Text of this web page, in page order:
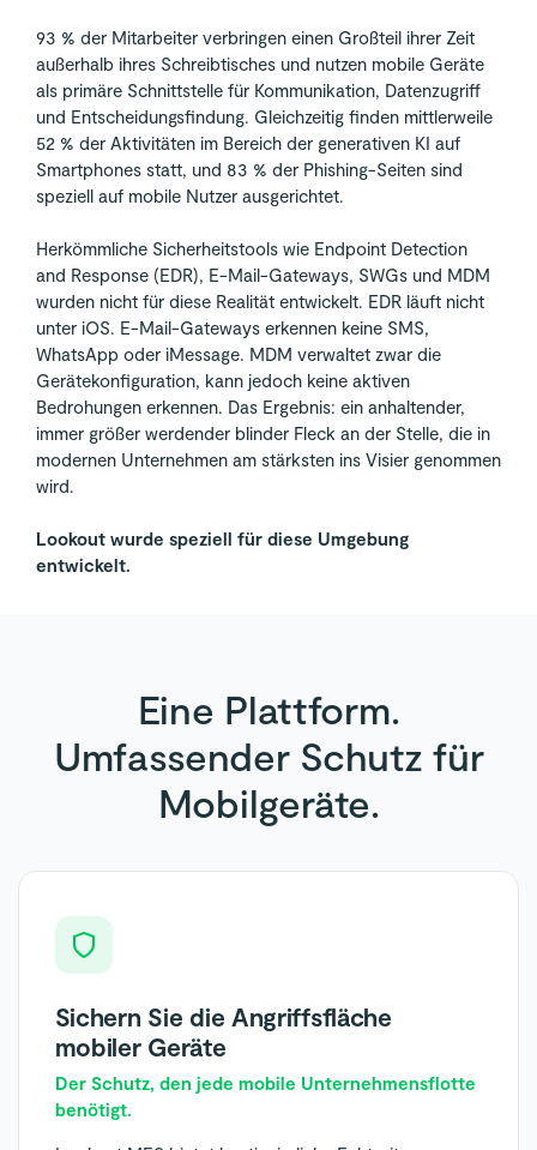
93 % der Mitarbeiter verbringen einen Großteil ihrer Zeit
außerhalb ihres Schreibtisches und nutzen mobile Geräte
als primäre Schnittstelle für Kommunikation, Datenzugriff
und Entscheidungsfindung. Gleichzeitig finden mittlerweile
52 % der Aktivitäten im Bereich der generativen KI auf
Smartphones statt, und 83 % der Phishing-Seiten sind
speziell auf mobile Nutzer ausgerichtet.
Herkömmliche Sicherheitstools wie Endpoint Detection
and Response (EDR), E-Mail-Gateways, SWGs und MDM
wurden nicht für diese Realität entwickelt. EDR läuft nicht
unter iOS. E-Mail-Gateways erkennen keine SMS,
WhatsApp oder iMessage. MDM verwaltet zwar die
Gerätekonfiguration, kann jedoch keine aktiven
Bedrohungen erkennen. Das Ergebnis: ein anhaltender,
immer größer werdender blinder Fleck an der Stelle, die in
modernen Unternehmen am stärksten ins Visier genommen
wird.
Lookout wurde speziell für diese Umgebung
entwickelt.
Eine Plattform.
Umfassender Schutz für
Mobilgeräte.
Sichern Sie die Angriffsfläche
mobiler Geräte
Der Schutz, den jede mobile Unternehmensflotte
benötigt.